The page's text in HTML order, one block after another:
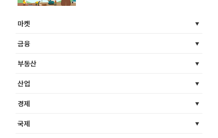
마켓
금융
부동산
산업
경제
국제